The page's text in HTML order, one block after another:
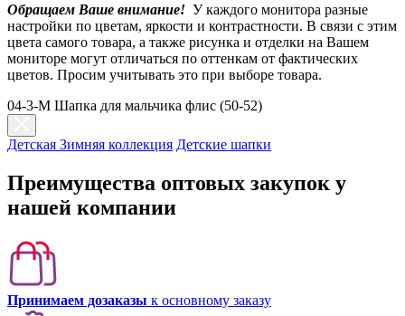
Обращаем Ваше внимание! У каждого монитора разные
настройки по цветам, яркости и контрастности. В связи с этим
цвета самого товара, а также рисунка и отделки на Вашем
мониторе могут отличаться по оттенкам от фактических
цветов. Просим учитывать это при выборе товара.
04-3-M Шапка для мальчика флис (50-52)
Детская Зимняя коллекция Детские шапки
Преимущества оптовых закупок у
нашей компании
Принимаем дозаказы к основному заказу